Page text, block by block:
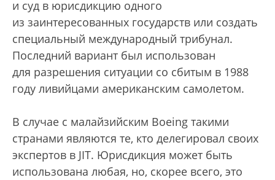
и суд в юрисдикцию одного
из заинтересованных государств или создать
специальный международный трибунал.
Последний вариант был использован
для разрешения ситуации со сбитым в 1988
году ливийцами американским самолетом.
В случае с малайзийским Boeing такими
странами являются те, кто делегировал своих
экспертов в JIT. Юрисдикция может быть
использована любая, но, скорее всего, это